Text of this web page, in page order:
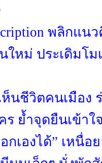
พลิกแ
หม่ ประเดิมโมเ
นชีวิตคนเมือง
ร ย้ำจุดยืนเข้าใ
กเองได้” เหนื่